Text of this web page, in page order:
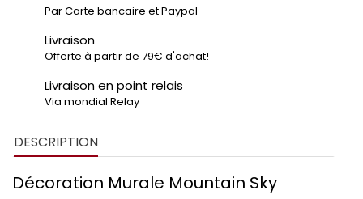
Par Carte bancaire et Paypal
Livraison
Offerte à partir de 79€ d'achat!
Livraison en point relais
Via mondial Relay
DESCRIPTION
Décoration Murale Mountain Sky